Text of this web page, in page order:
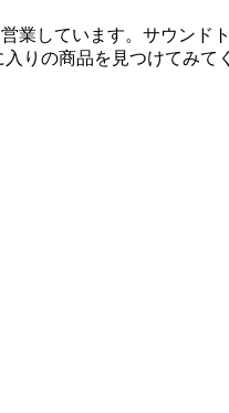
業しています。サウンド
りの商品を見つけてみて